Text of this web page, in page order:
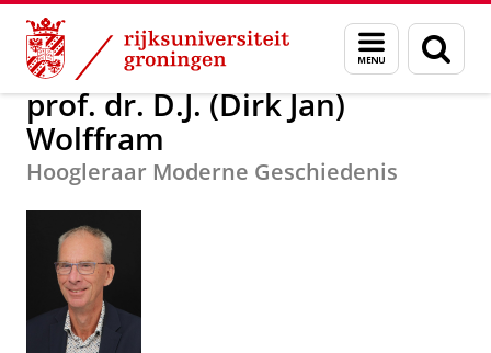
Skip
Content
Skip
Navigation
Menu
en
zoeken
Over ons prof. dr. D.J. (Dirk Jan) Wolffram
prof. dr. D.J. (Dirk Jan)
Wolffram
Hoogleraar Moderne Geschiedenis